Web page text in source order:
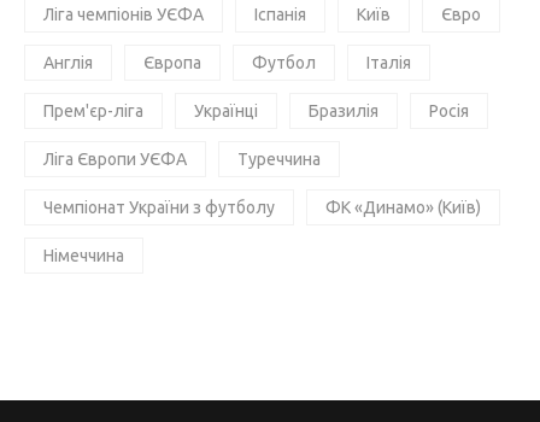
Ліга чемпіонів УЄФА Іспанія Київ Євро
Англія Європа Футбол Італія
Прем'єр-ліга Українці Бразилія Росія
Ліга Європи УЄФА Туреччина
Чемпіонат України з футболу ФК «Динамо» (Київ)
Німеччина